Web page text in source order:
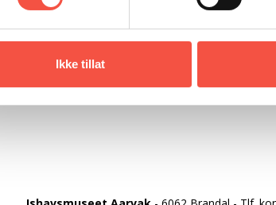
Ikke tillat